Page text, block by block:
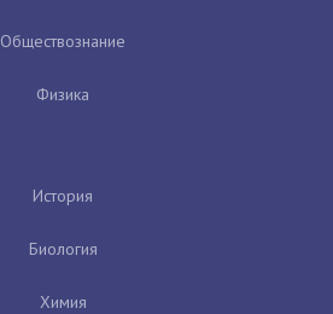
Обществознание
Физика
История
Биология
Химия